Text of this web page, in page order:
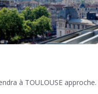
à TOULOUSE